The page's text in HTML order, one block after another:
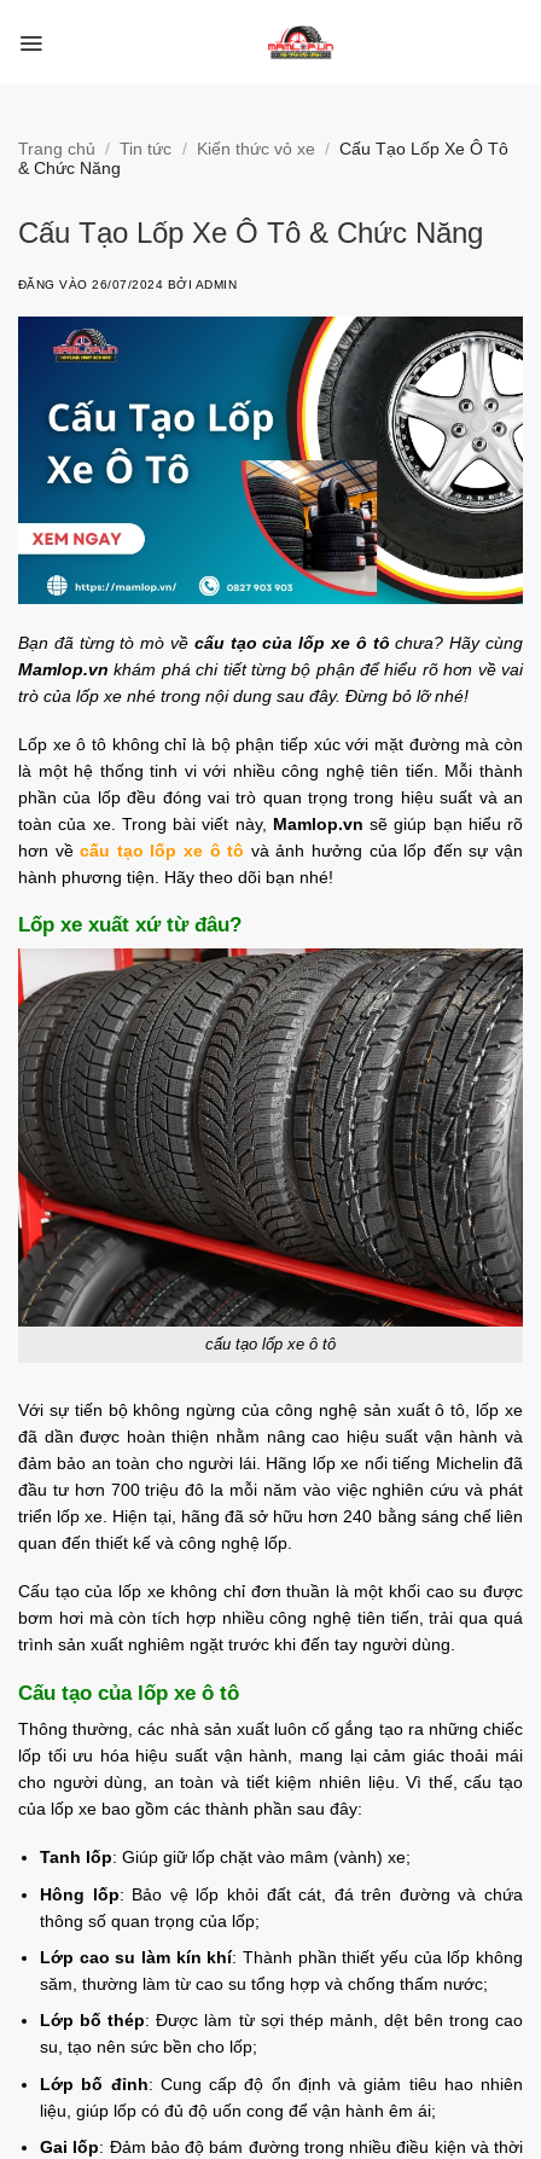
qua
Trang chủ / Tin tức / Kiến thức vỏ xe / Cấu Tạo Lốp Xe Ô Tô
& Chức Năng
Cấu Tạo Lốp Xe Ô Tô & Chức Năng
ĐĂNG VÀO26/07/2024 BỞI ADMIN
Bạn đã từng tò mò về cấu tạo của lốp xe ô tôchưa? Hãy cùng
Mamlop.vnkhám phá chi tiết từng bộ phận để hiểu rõ hơn về vai
trò của lốp xe nhé trong nội dung sau đây. Đừng bỏ lỡ nhé!
Lốp xe ô tô không chỉ là bộ phận tiếp xúc với mặt đường mà còn
là một hệ thống tinh vi với nhiều công nghệ tiên tiến. Mỗi thành
phần của lốp đều đóng vai trò quan trọng trong hiệu suất và an
toàn của xe. Trong bài viết này, Mamlop.vn sẽ giúp bạn hiểu rõ
hơn vềcấu tạo lốp xe ô tô và ảnh hưởng của lốp đến sự vận
hành phương tiện. Hãy theo dõi bạn nhé!
Lốp xe xuất xứ từ đâu?
cấu tạo lốp xe ô tô
Với sự tiến bộ không ngừng của công nghệ sản xuất ô tô, lốp xe
đã dần được hoàn thiện nhằm nâng cao hiệu suất vận hành và
đảm bảo an toàn cho người lái. Hãng lốp xe nổi tiếng Michelin đã
đầu tư hơn 700 triệu đô la mỗi năm vào việc nghiên cứu và phát
triển lốp xe. Hiện tại, hãng đã sở hữu hơn 240 bằng sáng chế liên
quan đến thiết kế và công nghệ lốp.
Cấu tạo của lốp xe không chỉ đơn thuần là một khối cao su được
bơm hơi mà còn tích hợp nhiều công nghệ tiên tiến, trải qua quá
trình sản xuất nghiêm ngặt trước khi đến tay người dùng.
Cấu tạo của lốp xe ô tô
Thông thường, các nhà sản xuất luôn cố gắng tạo ra những chiếc
lốp tối ưu hóa hiệu suất vận hành, mang lại cảm giác thoải mái
cho người dùng, an toàn và tiết kiệm nhiên liệu. Vì thế, cấu tạo
của lốp xe bao gồm các thành phần sau đây:
Tanh lốp: Giúp giữ lốp chặt vào mâm (vành) xe;
Hông lốp: Bảo vệ lốp khỏi đất cát, đá trên đường và chứa
thông số quan trọng của lốp;
Lớp cao su làm kín khí: Thành phần thiết yếu của lốp không
săm, thường làm từ cao su tổng hợp và chống thấm nước;
Lớp bố thép: Được làm từ sợi thép mảnh, dệt bên trong cao
su, tạo nên sức bền cho lốp;
Lớp bố đỉnh: Cung cấp độ ổn định và giảm tiêu hao nhiên
liệu, giúp lốp có đủ độ uốn cong để vận hành êm ái;
Gai lốp: Đảm bảo độ bám đường trong nhiều điều kiện và thời